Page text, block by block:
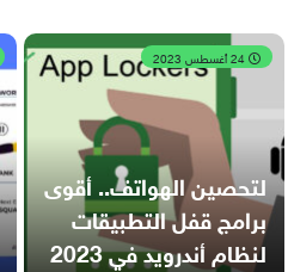
لتحصين الهواتف.. أقوى
برامج قفل التطبيقات
لنظام أندرويد في 2023